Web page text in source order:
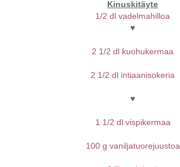
Kinuskitäyte
1/2 dl vadelmahilloa
♥
2 1/2 dl kuohukermaa
2 1/2 dl intiaanisokeria
♥
1 1/2 dl vispikermaa
100 g vaniljatuorejuustoa